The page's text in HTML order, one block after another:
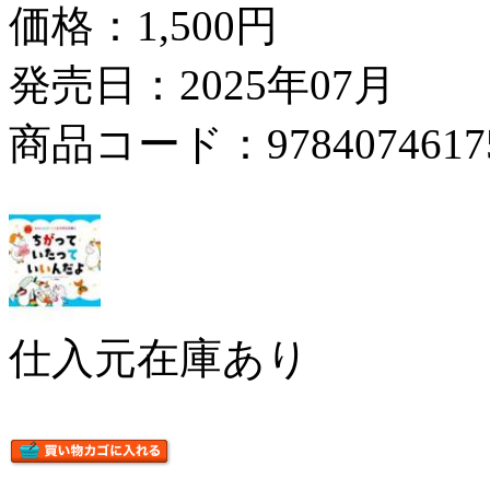
価格： 1,500円
発売日：2025年07月
商品コード：
仕入元在庫あり